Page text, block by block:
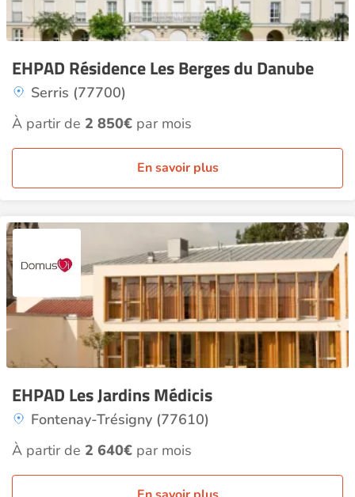
EHPAD Résidence Les Berges du Danube
Serris (77700)
À partir de 2 850€ par mois
En savoir plus
EHPAD Les Jardins Médicis
Fontenay-Trésigny (77610)
À partir de 2 640€ par mois